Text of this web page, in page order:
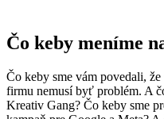
Čo keby meníme
Čo keby sme vám povedali,
firmu nemusí byť problém. A
Kreativ Gang? Čo keby sme